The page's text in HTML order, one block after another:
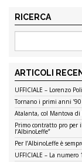
RICERCA
ARTICOLI
UFFICIALE – Lorenzo
Tornano i primi anni
Atalanta, col Mantova di
Primo contratto pro per
l’AlbinoLeffe”
Per l’AlbinoLeffe è
UFFICIALE – La